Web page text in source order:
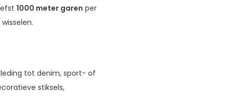
1000 meter garen per
tot denim, sport- of
stiksels,